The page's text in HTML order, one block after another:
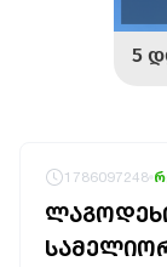
1786097248